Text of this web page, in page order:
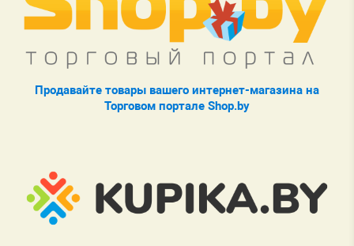
Продавайте товары вашего интернет-магазина на
Торговом портале Shop.by